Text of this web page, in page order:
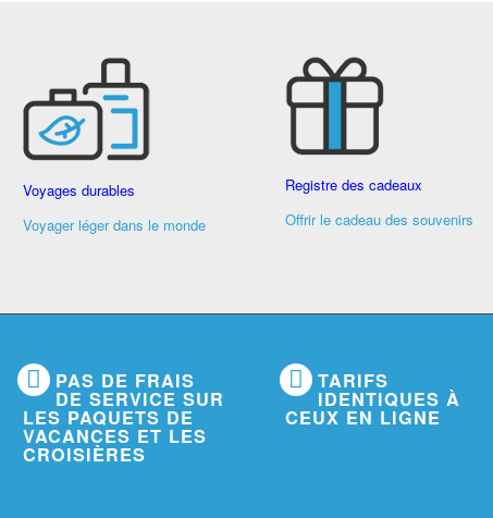
Voyages durables
Voyager léger dans le monde
Registre des cadeaux
Offrir le cadeau des souvenirs
PAS DE FRAIS
DE SERVICE SUR
LES PAQUETS DE
VACANCES ET LES
CROISIÈRES
TARIFS
IDENTIQUES À
CEUX EN LIGNE